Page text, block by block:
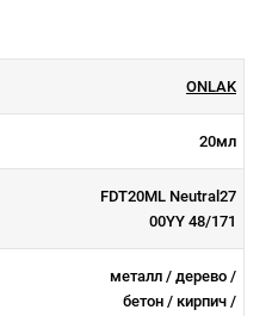
ONLAK
20мл
FDT20ML Neutral27
00YY 48/171
металл / дерево /
бетон / кирпич /